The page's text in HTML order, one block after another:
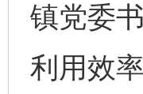
镇党委
利用效